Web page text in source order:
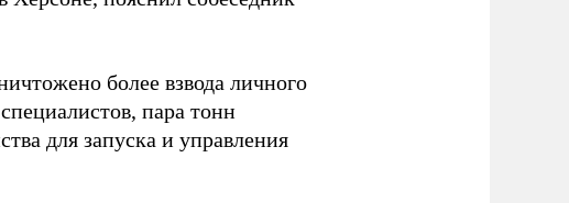
более взвода личного
пара тонн
для запуска и управления